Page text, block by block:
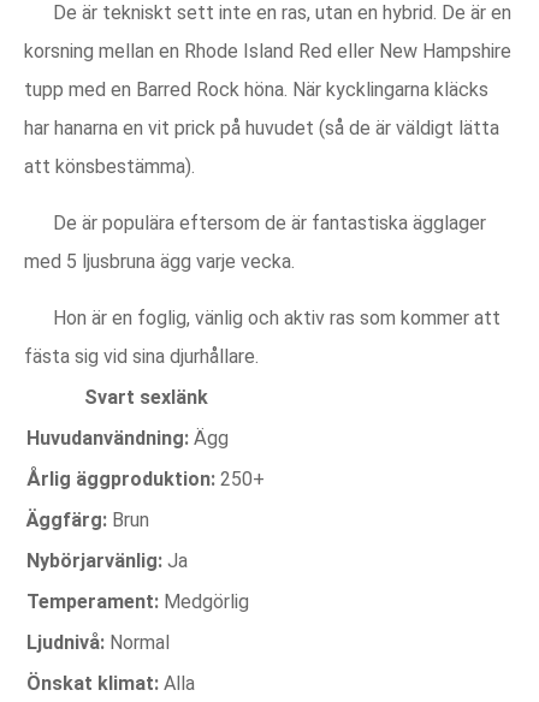
De är tekniskt sett inte en ras, utan en hybrid. De är en
korsning mellan en Rhode Island Red eller New Hampshire
tupp med en Barred Rock höna. När kycklingarna kläcks
har hanarna en vit prick på huvudet (så de är väldigt lätta
att könsbestämma).
De är populära eftersom de är fantastiska ägglager
med 5 ljusbruna ägg varje vecka.
Hon är en foglig, vänlig och aktiv ras som kommer att
fästa sig vid sina djurhållare.
Svart sexlänk
Huvudanvändning: Ägg
Årlig äggproduktion: 250+
Äggfärg: Brun
Nybörjarvänlig: Ja
Temperament: Medgörlig
Ljudnivå: Normal
Önskat klimat: Alla